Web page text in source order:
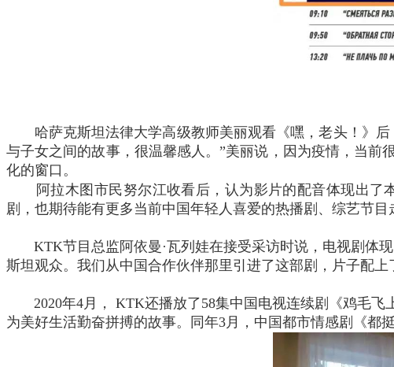
哈萨克斯坦法律大学高级教师美丽观看《嘿，老头！》后
与子女之间的故事，很温馨感人。”美丽说，因为疫情，当
化的窗口。
阿拉木图市民努尔江收看后，认为影片的配音体现出了
剧，也期待能有更多当前中国年轻人喜爱的热播剧、综艺节
KTK节目总监阿依曼·瓦列娃在接受采访时说，电视剧体现
斯坦观众。我们从中国合作伙伴那里引进了这部剧，片子配上
2020年4月， KTK还播放了58集中国电视连续剧《鸡毛飞
为美好生活勤奋拼搏的故事。同年3月，中国都市情感剧《都